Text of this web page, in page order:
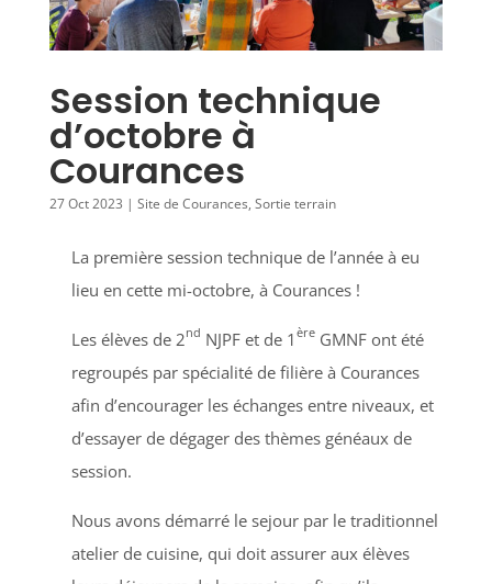
Session technique
d’octobre à
Courances
27 Oct 2023 | Site de Courances, Sortie terrain
La première session technique de l’année à eu
lieu en cette mi-octobre, à Courances !
Les élèves de 2nd NJPF et de 1 èreGMNF ont été
regroupés par spécialité de filière à Courances
afin d’encourager les échanges entre niveaux, et
d’essayer de dégager des thèmes généaux de
session.
Nous avons démarré le sejour par le traditionnel
atelier de cuisine, qui doit assurer aux élèves